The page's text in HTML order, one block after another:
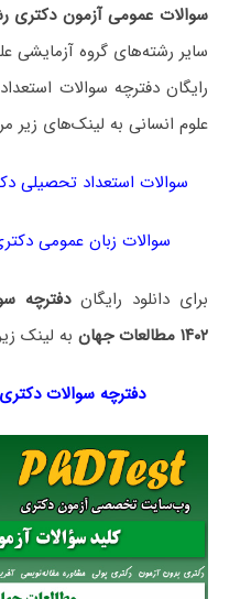
سوالات عمومی آزمون دکتری
سایر رشته‌های گروه آزمایشی
رایگان دفترچه سوالات
علوم انسانی به لینک‌های زیر
سوالات استعداد تحصیلی
سوالات زبان عمومی دکتری
برای دانلود رایگاندفترچه
۱۴۰۲ مطالعات جهان
به لینک
دفترچه سوالات دکتری